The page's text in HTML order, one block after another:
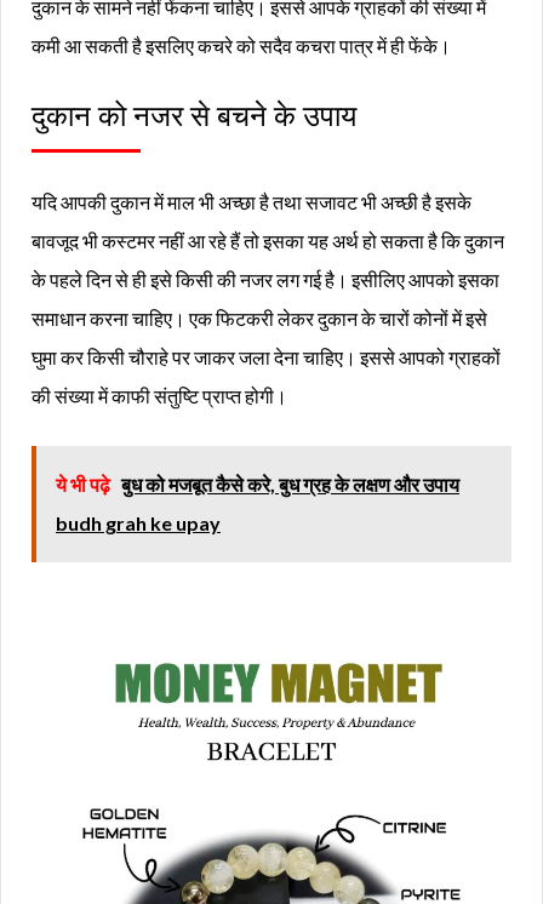
दुकान के सामने नहीं फेंकना चाहिए। इससे आपके ग्राहकों की संख्या में
कमी आ सकती है इसलिए कचरे को सदैव कचरा पात्र में ही फेंके।
दुकान को नजर से बचने के उपाय
यदि आपकी दुकान में माल भी अच्छा है तथा सजावट भी अच्छी है इसके
बावजूद भी कस्टमर नहीं आ रहे हैं तो इसका यह अर्थ हो सकता है कि दुकान
के पहले दिन से ही इसे किसी की नजर लग गई है। इसीलिए आपको इसका
समाधान करना चाहिए। एक फिटकरी लेकर दुकान के चारों कोनों में इसे
घुमा कर किसी चौराहे पर जाकर जला देना चाहिए। इससे आपको ग्राहकों
की संख्या में काफी संतुष्टि प्राप्त होगी।
ये भी पढ़े बुध को मजबूत कैसे करे, बुध ग्रह के लक्षण और उपाय
budh grah ke upay